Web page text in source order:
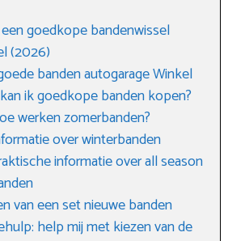
goedkope bandenwissel
(2026)
banden autogarage Winkel
ik goedkope banden kopen?
werken zomerbanden?
over winterbanden
informatie over all season
van een set nieuwe banden
help mij met kiezen van de